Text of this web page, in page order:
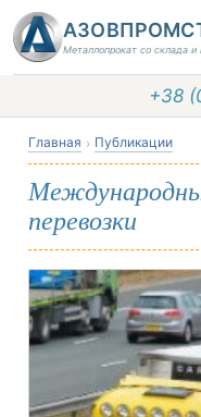
Металлопрокат со склада и
+38
Главная Публикации
перевозки